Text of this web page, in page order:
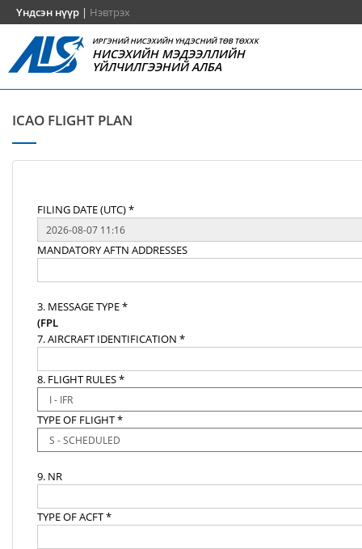
Үндсэн нүүр | Нэвтрэх
ИРГЭНИЙ НИСЭХИЙН ҮНДЭСНИЙ ТӨВ ТӨХХК
НИСЭХИЙН МЭДЭЭЛЛИЙН
ҮЙЛЧИЛГЭЭНИЙ АЛБА
ICAO FLIGHT PLAN
FILING DATE (UTC) *
MANDATORY AFTN ADDRESSES
3. MESSAGE TYPE *
(FPL
7. AIRCRAFT IDENTIFICATION *
8. FLIGHT RULES *
TYPE OF FLIGHT *
9. NR
TYPE OF ACFT *